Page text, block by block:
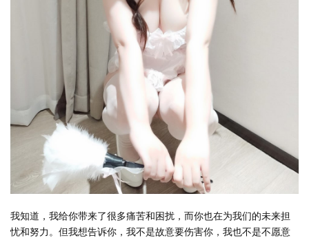
我知道，我给你带来了很多痛苦和困扰，而你也在为我们的未来担
忧和努力。但我想告诉你，我不是故意要伤害你，我也不是不愿意